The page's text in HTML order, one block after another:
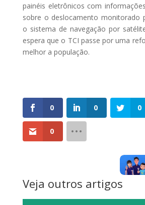
painéis eletrônicos com
sobre o deslocamento monitorado
o sistema de navegação por
espera que o TCI passe por uma
melhor a população.
0 0 0
0
Veja outros artigos